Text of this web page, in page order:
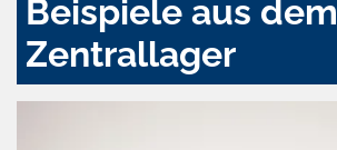
Beispiele aus dem
Zentrallager